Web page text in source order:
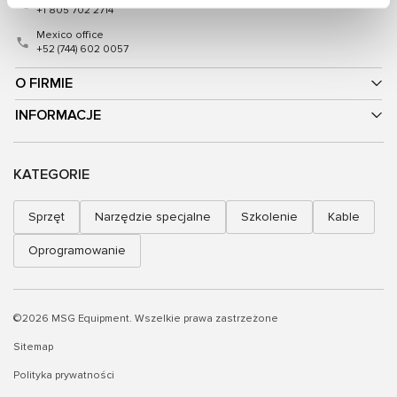
O FIRMIE
INFORMACJE
+1 805 702 2714
Mexico office
+52 (744) 602 0057
KATEGORIE
Sprzęt Narzędzie specjalne Szkolenie Kable
Oprogramowanie
©2026 MSG Equipment. Wszelkie prawa zastrzeżone
Sitemap
Polityka prywatności